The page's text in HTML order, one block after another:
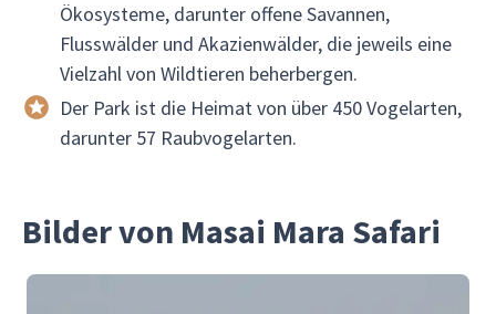
Ökosysteme, darunter offene Savannen,
Flusswälder und Akazienwälder, die jeweils eine
Vielzahl von Wildtieren beherbergen.
Der Park ist die Heimat von über 450 Vogelarten,
darunter 57 Raubvogelarten.
Bilder von Masai Mara Safari